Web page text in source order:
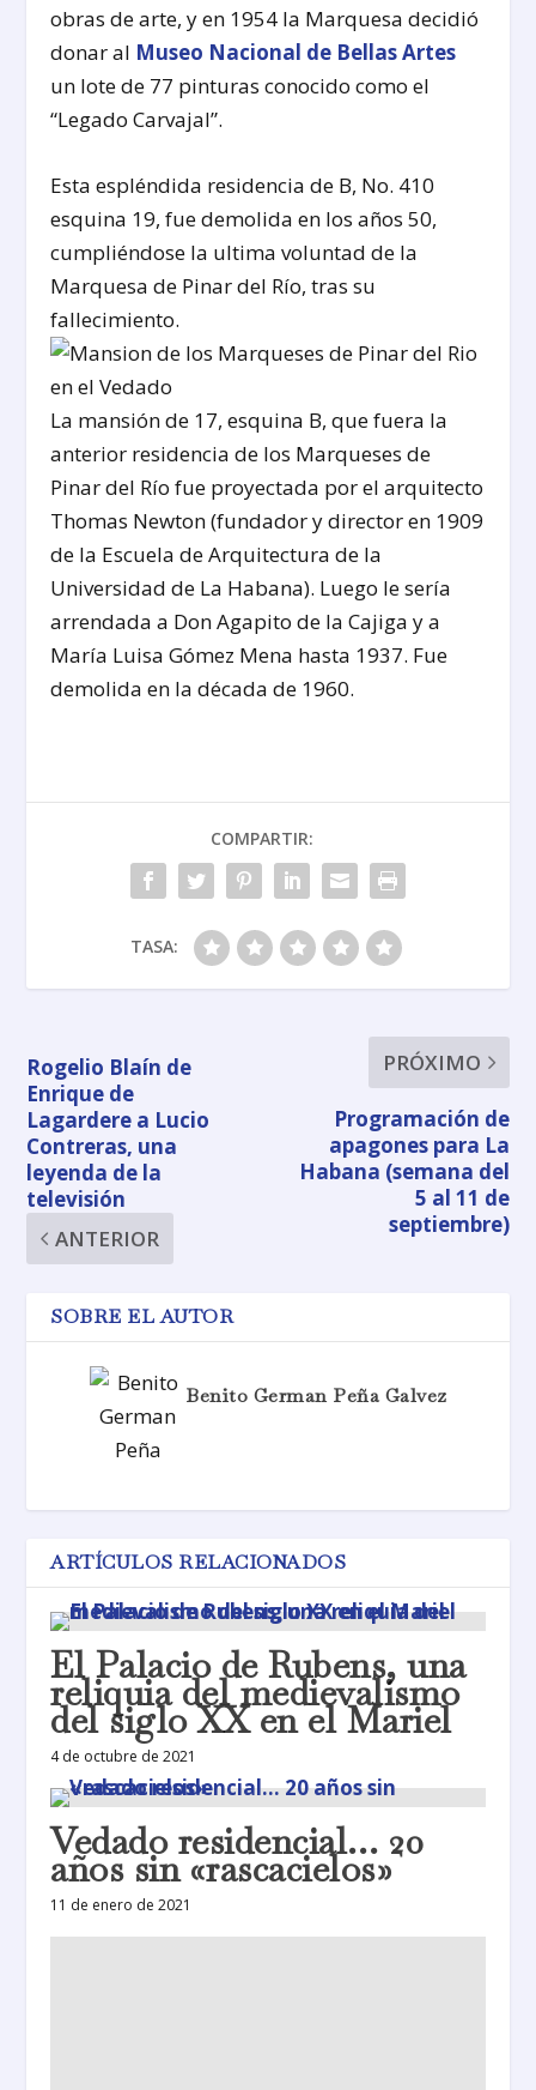
obras de arte, y en 1954 la Marquesa decidió
donar al Museo Nacional de Bellas Artes
un lote de 77 pinturas conocido como el
“Legado Carvajal”.
Esta espléndida residencia de B, No. 410
esquina 19, fue demolida en los años 50,
cumpliéndose la ultima voluntad de la
Marquesa de Pinar del Río, tras su
fallecimiento.
La mansión de 17, esquina B, que fuera la
anterior residencia de los Marqueses de
Pinar del Río fue proyectada por el arquitecto
Thomas Newton (fundador y director en 1909
de la Escuela de Arquitectura de la
Universidad de La Habana). Luego le sería
arrendada a Don Agapito de la Cajiga y a
María Luisa Gómez Mena hasta 1937. Fue
demolida en la década de 1960.
COMPARTIR:
TASA:
Rogelio Blaín de
Enrique de
Lagardere a Lucio
Contreras, una
leyenda de la
televisión
ANTERIOR
PRÓXIMO
Programación de
apagones para La
Habana (semana del
5 al 11 de
septiembre)
SOBRE EL AUTOR
Benito German Peña Galvez
ARTÍCULOS RELACIONADOS
El Palacio de Rubens, una
reliquia del medievalismo
del siglo XX en el Mariel
4 de octubre de 2021
Vedado residencial… 20
años sin «rascacielos»
11 de enero de 2021